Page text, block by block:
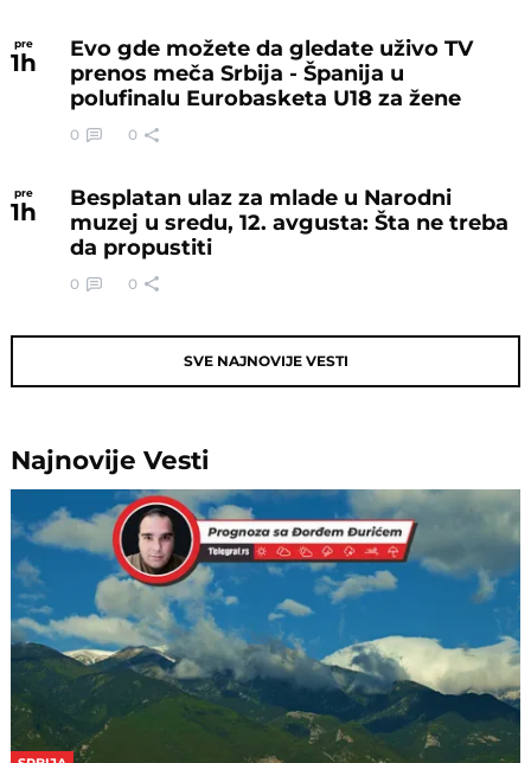
pre
1h
Evo gde možete da gledate uživo TV
prenos meča Srbija - Španija u
polufinalu Eurobasketa U18 za žene
0 0
pre
1h
Besplatan ulaz za mlade u Narodni
muzej u sredu, 12. avgusta: Šta ne treba
da propustiti
0 0
SVE NAJNOVIJE VESTI
NajnovijeVesti